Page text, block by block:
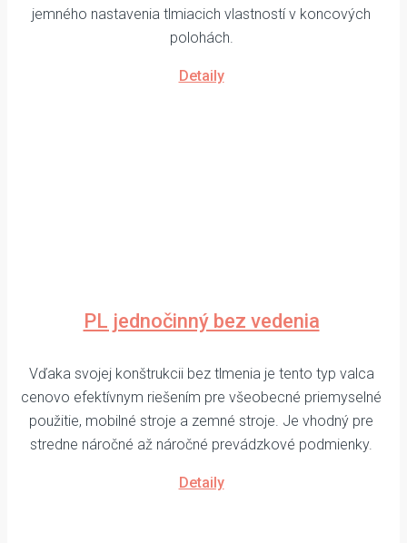
jemného nastavenia tlmiacich vlastností v koncových
polohách.
Detaily
PL jednočinný bez vedenia
Vďaka svojej konštrukcii bez tlmenia je tento typ valca
cenovo efektívnym riešením pre všeobecné priemyselné
použitie, mobilné stroje a zemné stroje. Je vhodný pre
stredne náročné až náročné prevádzkové podmienky.
Detaily